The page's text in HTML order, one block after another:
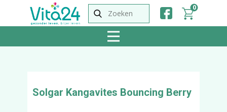
0
Solgar Kangavites Bouncing Berry